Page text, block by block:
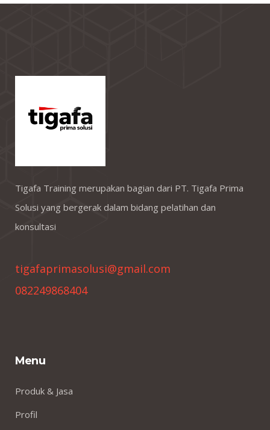
Tigafa Training merupakan bagian dari PT. Tigafa Prima
Solusi yang bergerak dalam bidang pelatihan dan
konsultasi
tigafaprimasolusi@gmail.com
082249868404
Menu
Produk & Jasa
Profil